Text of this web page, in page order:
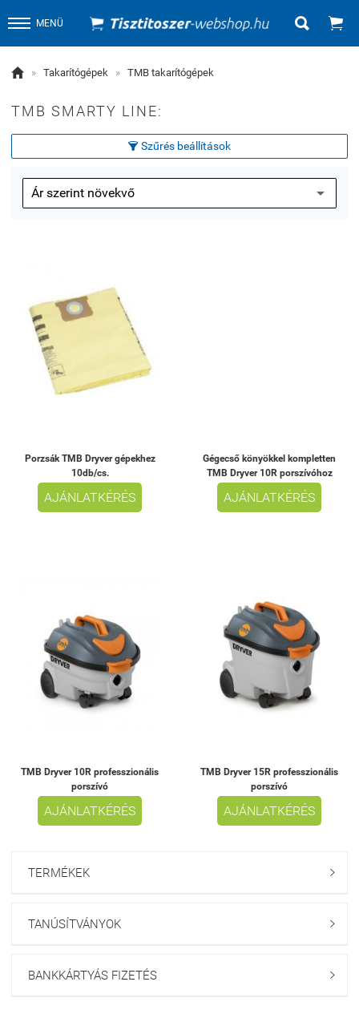
MENÜ  
 » Takarítógépek » TMB takarítógépek
TMB SMARTY LINE:
 Szűrés beállítások
Porzsák TMB Dryver gépekhez
10db/cs.
AJÁNLATKÉRÉS
Gégecső könyökkel kompletten
TMB Dryver 10R porszívóhoz
AJÁNLATKÉRÉS
TMB Dryver 10R professzionális
porszívó
AJÁNLATKÉRÉS
TMB Dryver 15R professzionális
porszívó
AJÁNLATKÉRÉS
TERMÉKEK 
TANÚSÍTVÁNYOK 
BANKKÁRTYÁS FIZETÉS 